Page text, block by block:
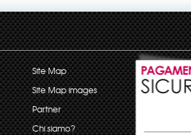
Site Map
Site Map images
Partner
Chi siamo?